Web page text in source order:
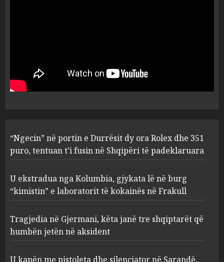
2
laboratorit të kokainës në
Frakull
AUGUST 8, 2026
3
janë tre shqiptarët që humbën
jetën në aksident
silenciator në Sarandë, jepet
masa e sigurisë për 5 të rinjtë
AUGUST 8, 2026
“Ngecin” në portin e Durrësit dy ora Rolex dhe 351
puro, tentuan t’i fusin në Shqipëri të padeklaruara
U ekstradua nga Kolumbia, gjykata lë në burg
“kimistin” e laboratorit të kokainës në Frakull
Tragjedia në Gjermani, këta janë tre shqiptarët që
humbën jetën në aksident
U kapën me pistoleta dhe silenciator në Sarandë,